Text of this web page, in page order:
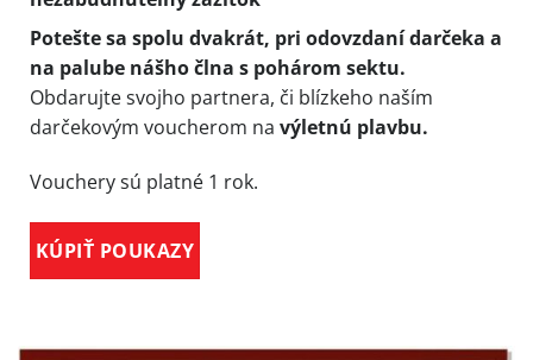
Potešte sa spolu dvakrát, pri odovzdaní darčeka a
na palube nášho člna s pohárom sektu.
Obdarujte svojho partnera, či blízkeho naším
darčekovým voucherom na výletnú plavbu.
Vouchery sú platné 1 rok.
KÚPIŤ POUKAZY